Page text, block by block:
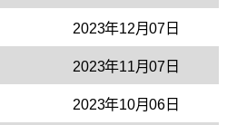
2023年12月07日
2023年11月07日
2023年10月06日